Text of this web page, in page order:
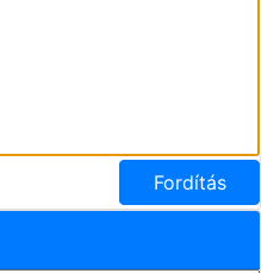
Fordítás